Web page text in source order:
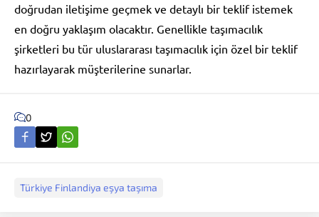
doğrudan iletişime geçmek ve detaylı bir teklif istemek
en doğru yaklaşım olacaktır. Genellikle taşımacılık
şirketleri bu tür uluslararası taşımacılık için özel bir teklif
hazırlayarak müşterilerine sunarlar.
0
Türkiye Finlandiya eşya taşıma